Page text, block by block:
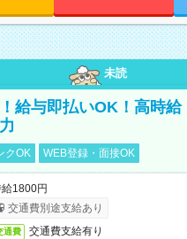
未読
給与即払いOK！高時給
クOK WEB登録・面接OK
1800円
交通費別途支給あり
通費 交通費支給有り